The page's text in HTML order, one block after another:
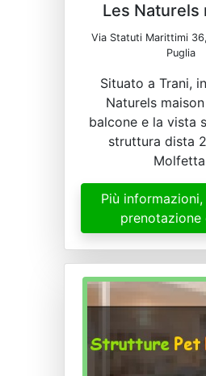
Les Naturels
Via Statuti Marittimi
Puglia
Situato a Trani,
Naturels
balcone e la vista
struttura dista
Più
prenotazione